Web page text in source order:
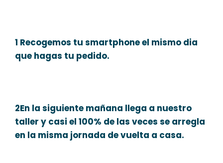
1 Recogemos tu smartphone el mismo dia
que hagas tu pedido.
2En la siguiente mañana llega a nuestro
taller y casi el 100% de las veces se arregla
en la misma jornada de vuelta a casa.